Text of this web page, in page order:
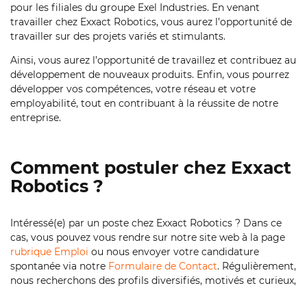
pour les filiales du groupe Exel Industries. En venant
travailler chez Exxact Robotics, vous aurez l’opportunité de
travailler sur des projets variés et stimulants.
Ainsi, vous aurez l’opportunité de travaillez et contribuez au
développement de nouveaux produits. Enfin, vous pourrez
développer vos compétences, votre réseau et votre
employabilité, tout en contribuant à la réussite de notre
entreprise.
Comment postuler chez Exxact
Robotics ?
Intéressé(e) par un poste chez Exxact Robotics ? Dans ce
cas, vous pouvez vous rendre sur notre site web à la page
rubrique Emploi ou nous envoyer votre candidature
spontanée via notre Formulaire de Contact. Régulièrement,
nous recherchons des profils diversifiés, motivés et curieux,